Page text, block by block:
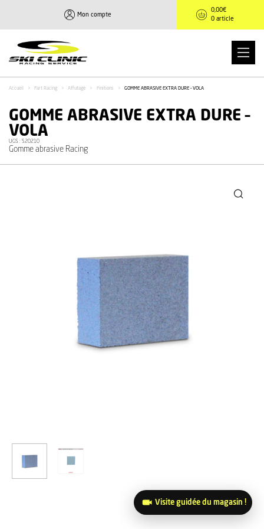
Accueil > Fart Racing > Affutage > Finitions > GOMME ABRASIVE EXTRA DURE – VOLA
GOMME ABRASIVE EXTRA DURE –
VOLA
UGS : S20210
Gomme abrasive Racing
€
Mon compte
0,00€
0 article
Visite guidée du magasin !